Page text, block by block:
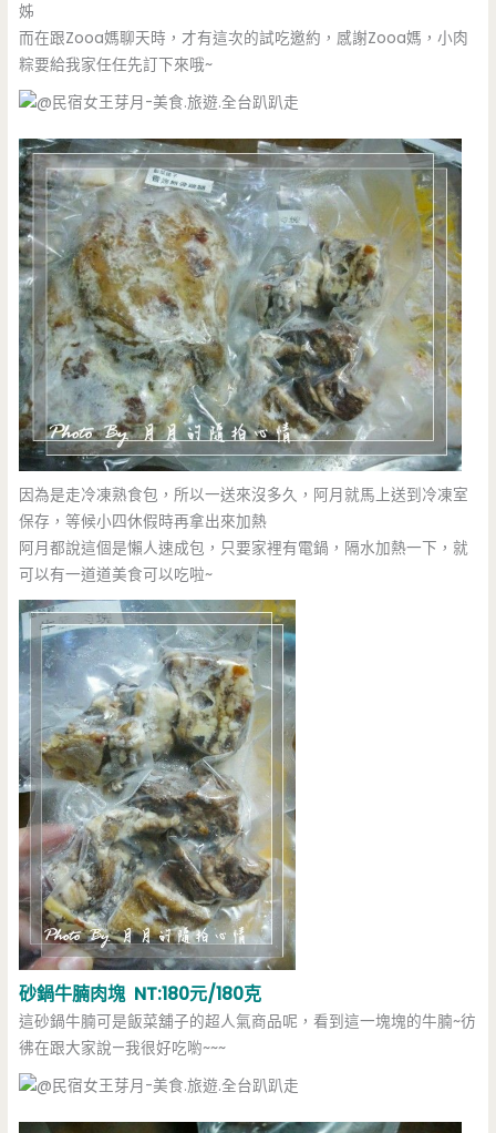
姊
而在跟Zooa媽聊天時，才有這次的試吃邀約，感謝Zooa媽，小肉
粽要給我家任任先訂下來哦~
因為是走冷凍熟食包，所以一送來沒多久，阿月就馬上送到冷凍室
保存，等候小四休假時再拿出來加熱
阿月都說這個是懶人速成包，只要家裡有電鍋，隔水加熱一下，就
可以有一道道美食可以吃啦~
砂鍋牛腩肉塊 NT:180元/180克
這砂鍋牛腩可是飯菜舖子的超人氣商品呢，看到這一塊塊的牛腩~彷
彿在跟大家說—我很好吃喲~~~